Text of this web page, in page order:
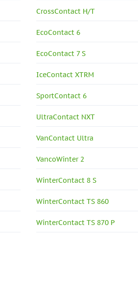
CrossContact H/T
EcoContact 6
EcoContact 7 S
IceContact XTRM
SportContact 6
UltraContact NXT
VanContact Ultra
VancoWinter 2
WinterContact 8 S
WinterContact TS 860
WinterContact TS 870 P